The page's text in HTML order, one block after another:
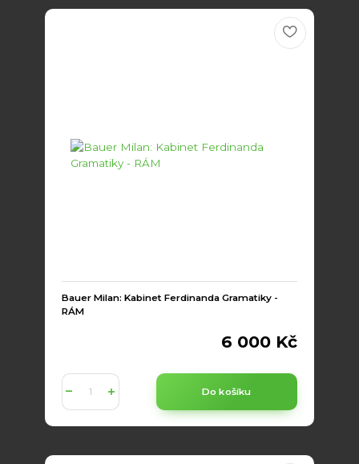
Bauer Milan: Kabinet Ferdinanda Gramatiky -
RÁM
6 000 Kč
Do košíku